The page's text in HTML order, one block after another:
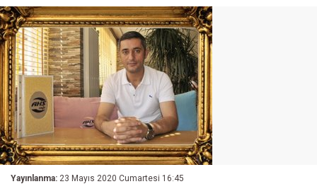
Yayınlanma: 23 Mayıs 2020 Cumartesi 16:45